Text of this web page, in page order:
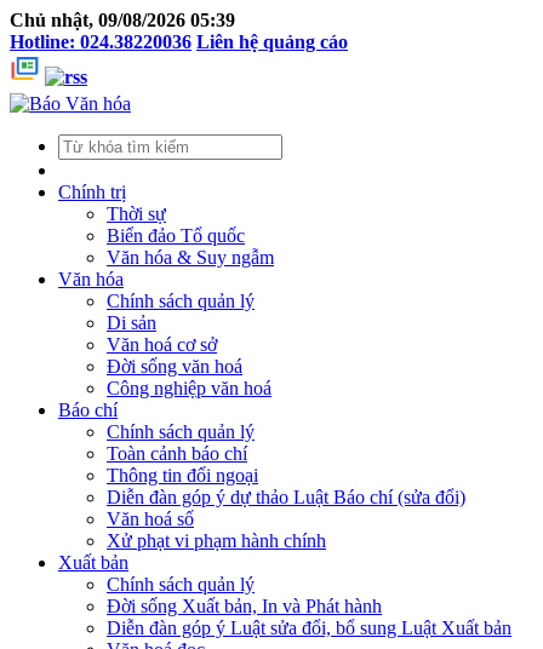
Chủ nhật, 09/08/2026 05:39
Hotline: 024.38220036 Liên hệ quảng cáo
Chính trị
Thời sự
Biển đảo Tổ quốc
Văn hóa & Suy ngẫm
Văn hóa
Chính sách quản lý
Di sản
Văn hoá cơ sở
Đời sống văn hoá
Công nghiệp văn hoá
Báo chí
Chính sách quản lý
Toàn cảnh báo chí
Thông tin đối ngoại
Diễn đàn góp ý dự thảo Luật Báo chí (sửa đổi)
Văn hoá số
Xử phạt vi phạm hành chính
Xuất bản
Chính sách quản lý
Đời sống Xuất bản, In và Phát hành
Diễn đàn góp ý Luật sửa đổi, bổ sung Luật Xuất bản